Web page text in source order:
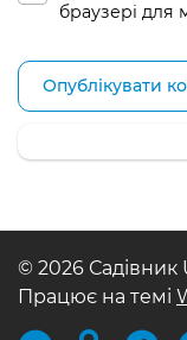
браузері для
© 2026 Садівник
Працює на темі